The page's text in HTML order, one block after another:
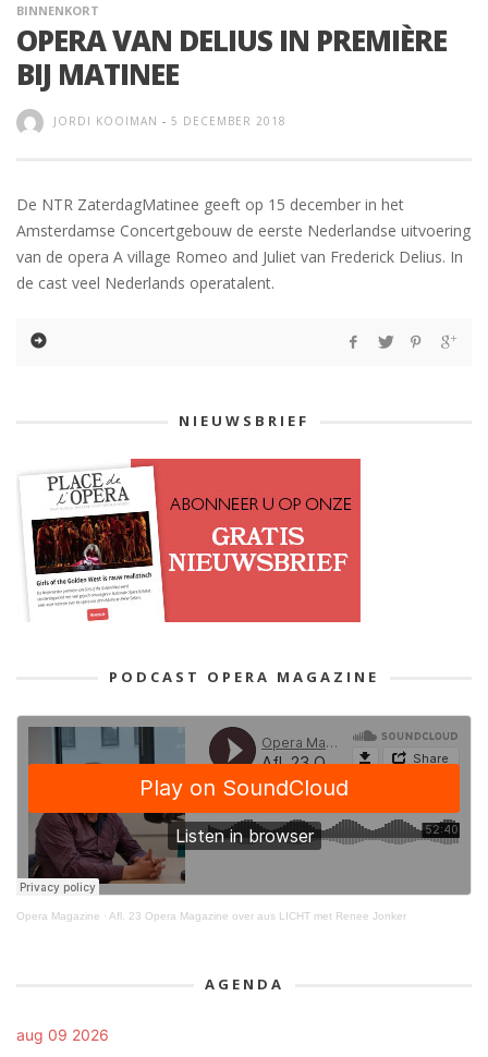
BINNENKORT
OPERA VAN DELIUS IN PREMIÈRE
BIJ MATINEE
JORDI KOOIMAN - 5 DECEMBER 2018
De NTR ZaterdagMatinee geeft op 15 december in het
Amsterdamse Concertgebouw de eerste Nederlandse uitvoering
van de opera A village Romeo and Juliet van Frederick Delius. In
de cast veel Nederlands operatalent.
NIEUWSBRIEF
PODCAST OPERA MAGAZINE
Opera Magazine · Afl. 23 Opera Magazine over aus LICHT met Renee Jonker
AGENDA
aug 09 2026